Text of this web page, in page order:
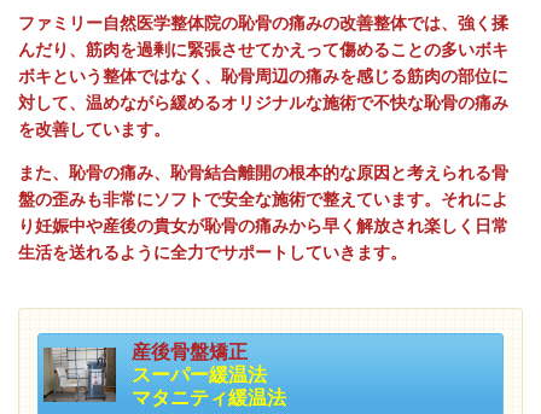
ファミリー自然医学整体院の恥骨の痛みの改善整体では、強く揉
んだり、筋肉を過剰に緊張させてかえって傷めることの多いボキ
ボキという整体ではなく、恥骨周辺の痛みを感じる筋肉の部位に
対して、温めながら緩めるオリジナルな施術で不快な恥骨の痛み
を改善しています。
また、恥骨の痛み、恥骨結合離開の根本的な原因と考えられる骨
盤の歪みも非常にソフトで安全な施術で整えています。それによ
り妊娠中や産後の貴女が恥骨の痛みから早く解放され楽しく日常
生活を送れるように全力でサポートしていきます。
産後骨盤矯正
スーパー緩温法
マタニティ緩温法